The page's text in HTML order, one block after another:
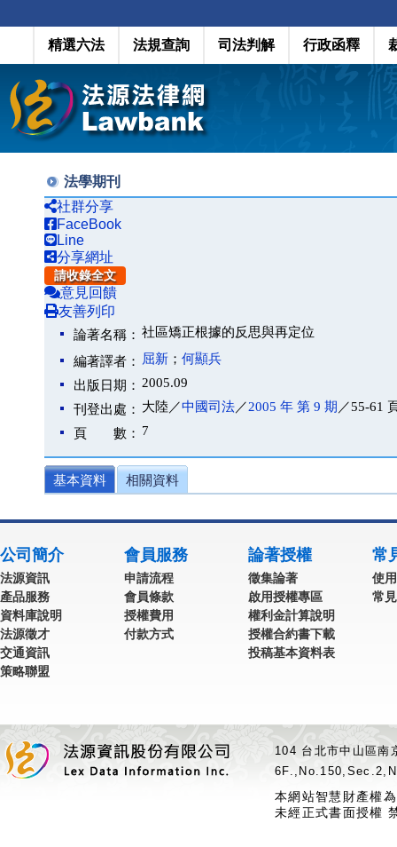
精選六法 法規查詢 司法判解 行政函釋
法學期刊
社群分享
FaceBook
Line
分享網址
請收錄全文
意見回饋
友善列印
論著名稱： 社區矯正根據的反思與再定位
編著譯者： 屈新 ； 何顯兵
出版日期： 2005.09
刊登出處： 大陸／中國司法／2005 年 第 9 期 ／55-61
頁 數： 7
基本資料 相關資料
公司簡介
法源資訊
產品服務
資料庫說明
法源徵才
交通資訊
策略聯盟
會員服務
申請流程
會員條款
授權費用
付款方式
論著授權
徵集論著
啟用授權專區
權利金計算說明
授權合約書下載
投稿基本資料表
常
使
常
104 台北市中山區
本網站智慧財產權
未經正式書面授權